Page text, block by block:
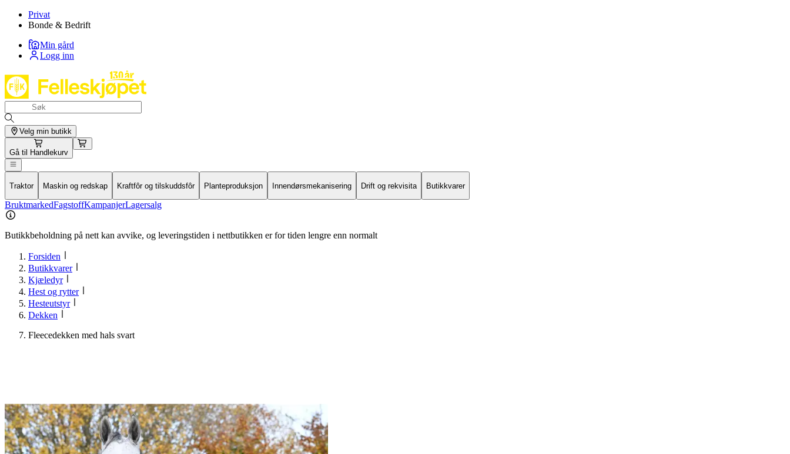
Privat
Bonde & Bedrift
Min gård
Logg inn
Velg min butikk
Gå til Handlekurv
Traktor Maskin og redskap Kraftfôr og tilskuddsfôr Planteproduksjon Innendørsmekanisering Drift og rekvisita Butikkvarer
BruktmarkedFagstoffKampanjerLagersalg
Butikkbeholdning på nett kan avvike, og leveringstiden i nettbutikken er for tiden lengre enn normalt
Forsiden
Butikkvarer
Kjæledyr
Hest og rytter
Hesteutstyr
Dekken
Fleecedekken med hals svart